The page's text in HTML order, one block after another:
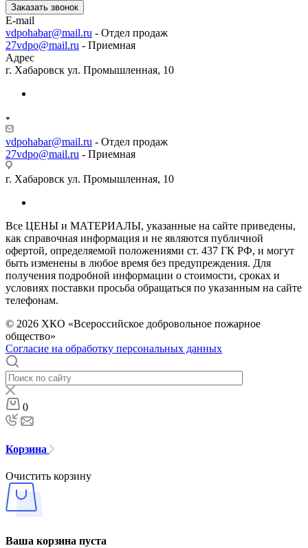
Заказать звонок
E-mail
vdpohabar@mail.ru - Отдел продаж
27vdpo@mail.ru - Приемная
Адрес
г. Хабаровск ул. Промышленная, 10
vdpohabar@mail.ru - Отдел продаж
27vdpo@mail.ru - Приемная
г. Хабаровск ул. Промышленная, 10
Все ЦЕНЫ и МАТЕРИАЛЫ, указанные на сайте приведены,
как справочная информация и не являются публичной
офертой, определяемой положениями ст. 437 ГК РФ, и могут
быть изменены в любое время без предупреждения. Для
получения подробной информации о стоимости, сроках и
условиях поставки просьба обращаться по указанным на сайте
телефонам.
© 2026 ХКО «Всероссийское добровольное пожарное
общество»
Согласие на обработку персональных данных
0
Корзина
Очистить корзину
Ваша корзина пуста